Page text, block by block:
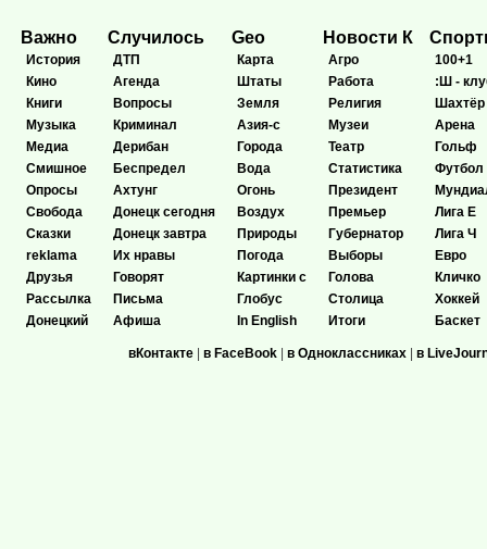
Важно
История
Кино
Книги
Музыка
Медиа
Смишное
Опросы
Свобода
Сказки
reklama
Друзья
Рассылка
Донецкий
Случилось
ДТП
Агенда
Вопросы
Криминал
Дерибан
Беспредел
Ахтунг
Донецк сегодня
Донецк завтра
Их нравы
Говорят
Письма
Афиша
Geo
Карта
Штаты
Земля
Азия-с
Города
Вода
Огонь
Воздух
Природы
Погода
Картинки с
Глобус
In English
Новости К
Агро
Работа
Религия
Музеи
Театр
Статистика
Президент
Премьер
Губернатор
Выборы
Голова
Столица
Итоги
100+1
:Ш -
Шахтёр
Арена
Гольф
Футбол
Лига Е
Лига Ч
Евро
Кличко
Хоккей
Баскет
вКонтакте | в FaceBook | в Одноклассниках | в